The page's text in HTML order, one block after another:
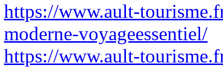
https://www.ault-
moderne-voyageessentiel/
https://www.ault-